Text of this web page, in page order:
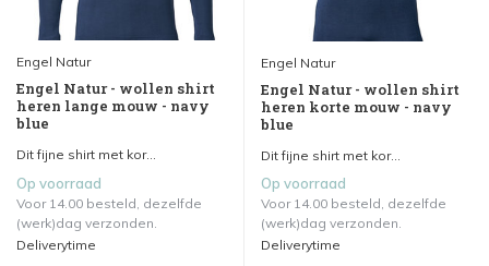
Engel Natur
Engel Natur - wollen shirt
heren lange mouw - navy
blue
Dit fijne shirt met kor...
Op voorraad
Voor 14.00 besteld, dezelfde
(werk)dag verzonden.
Deliverytime
Engel Natur
Engel Natur - wollen shirt
heren korte mouw - navy
blue
Dit fijne shirt met kor...
Op voorraad
Voor 14.00 besteld, dezelfde
(werk)dag verzonden.
Deliverytime